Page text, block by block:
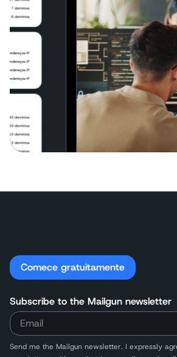
Comece gratuitamente
Subscribe to the Mailgun newsletter
Send me the Mailgun newsletter. I expressly